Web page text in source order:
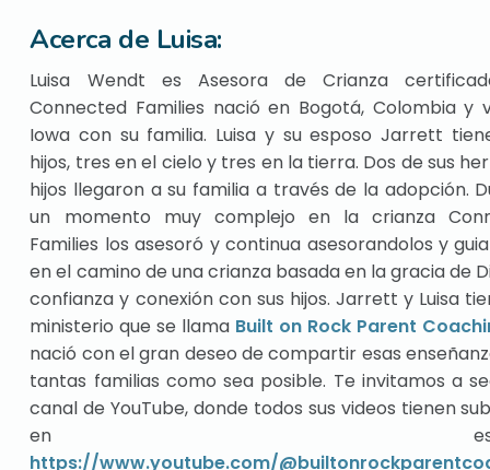
Acerca de Luisa:
Luisa Wendt es Asesora de Crianza
Connected Families nació en Bogotá, Colombia y
Iowa con su familia. Luisa y su esposo Jarrett
hijos, tres en el cielo y tres en la tierra. Dos de sus
hijos llegaron a su familia a través de la adopción.
un momento muy complejo en la crianza
Families los asesoró y continua asesorandolos y
en el camino de una crianza basada en la gracia de
confianza y conexión con sus hijos. Jarrett y Luisa
ministerio que se llama Built on Rock Parent
nació con el gran deseo de compartir esas
tantas familias como sea posible. Te invitamos a
canal de YouTube, donde todos sus videos tienen
en
https://www.youtube.com/